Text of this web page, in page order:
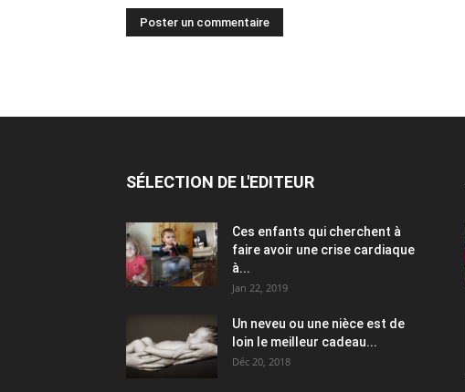
SÉLECTION DE L'EDITEUR
Ces enfants qui cherchent à
faire avoir une crise cardiaque
à...
Jan 22, 2019
Un neveu ou une nièce est de
loin le meilleur cadeau...
Déc 20, 2018